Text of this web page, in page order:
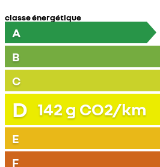
classe énergétique
A
B
C
D 142 g CO2/km
E
F